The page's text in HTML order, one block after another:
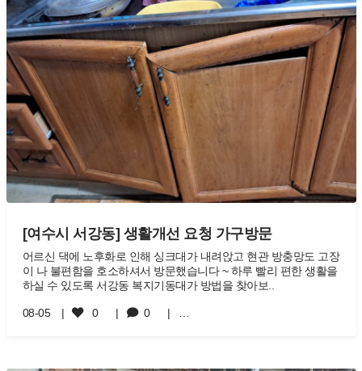
[여수시 서강동] 생활개선 요청 가구방문
어르신 댁에 노후화로 인해 싱크대가 내려앉고 현관 방충망도 고장
이 나 불편함을 호소하셔서 방문했습니다 ~ 하루 빨리 편한 생활을
하실 수 있도록 서강동 복지기동대가 방법을 찾아보..
08-05 0 0